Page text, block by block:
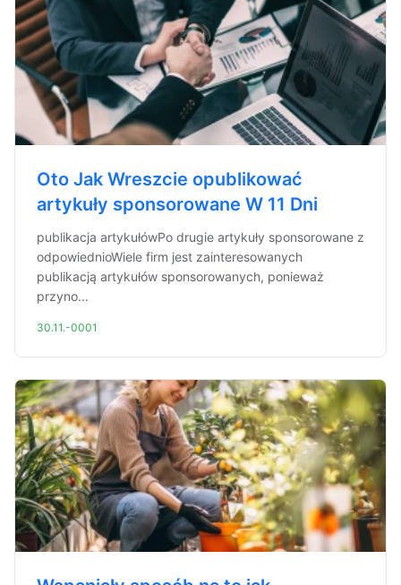
Oto Jak Wreszcie opublikować
artykuły sponsorowane W 11 Dni
publikacja artykułówPo drugie artykuły sponsorowane z
odpowiednioWiele firm jest zainteresowanych
publikacją artykułów sponsorowanych, ponieważ
przyno...
30.11.-0001